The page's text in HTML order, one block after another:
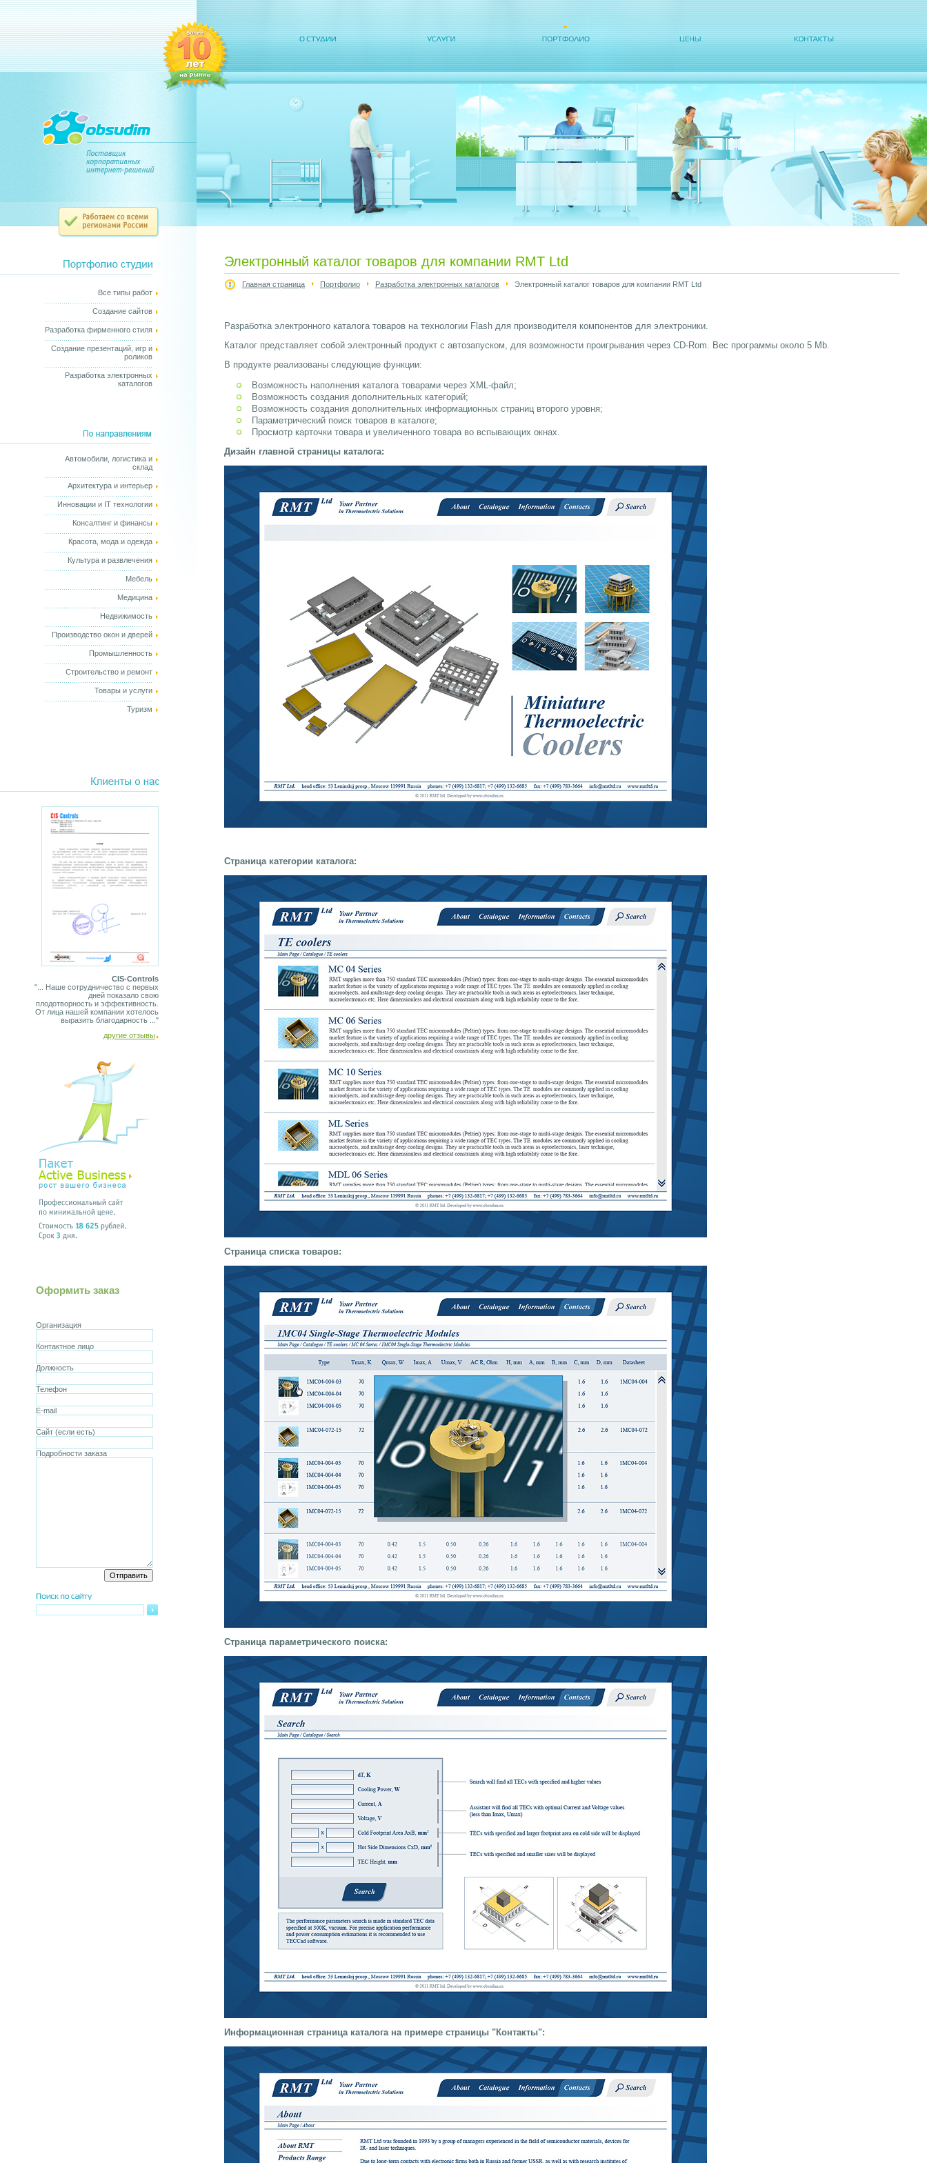
Все типы работ
Создание сайтов
Разработка фирменного стиля
Создание презентаций, игр и
роликов
Разработка электронных
каталогов
Автомобили, логистика и
склад
Архитектура и интерьер
Инновации и IT технологии
Консалтинг и финансы
Красота, мода и одежда
Культура и развлечения
Мебель
Медицина
Недвижимость
Производство окон и дверей
Промышленность
Строительство и ремонт
Товары и услуги
Туризм
CIS-Controls
"... Наше сотрудничество с первых
дней показало свою
плодотворность и эффективность.
От лица нашей компании хотелось
выразить благодарность ..."
другие отзывы
Оформить заказ
Организация
Контактное лицо
Должность
Телефон
E-mail
Сайт (если есть)
Подробности заказа
Электронный каталог товаров для компании RMT Ltd
Главная страница Портфолио Разработка электронных каталогов Электронный каталог товаров для компании RMT Ltd
Разработка электронного каталога товаров на технологии Flash для производителя компонентов для электроники.
Каталог представляет собой электронный продукт с автозапуском, для возможности проигрывания через CD-Rom. Вес программы около 5 Mb.
В продукте реализованы следующие функции:
Возможность наполнения каталога товарами через XML-файл;
Возможность создания дополнительных категорий;
Возможность создания дополнительных информационных страниц второго уровня;
Параметрический поиск товаров в каталоге;
Просмотр карточки товара и увеличенного товара во вспывающих окнах.
Дизайн главной страницы каталога:
Страница категории каталога:
Страница списка товаров:
Страница параметрического поиска:
Информационная страница каталога на примере страницы "Контакты":